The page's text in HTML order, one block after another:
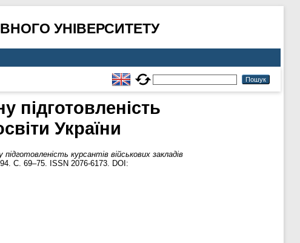
УНІВЕРСИТЕТУ
підготовленість
України
курсантів військових закладів
94. С. 69–75. ISSN 2076-6173. DOI: